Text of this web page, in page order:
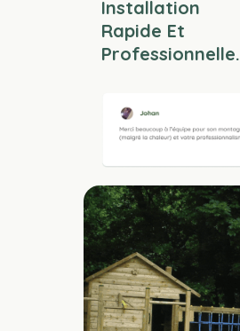
Installation
Rapide Et
Professionnelle.